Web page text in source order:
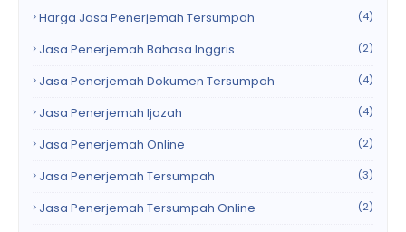
Harga Jasa Penerjemah Tersumpah (4)
Jasa Penerjemah Bahasa Inggris (2)
Jasa Penerjemah Dokumen Tersumpah (4)
Jasa Penerjemah Ijazah (4)
Jasa Penerjemah Online (2)
Jasa Penerjemah Tersumpah (3)
Jasa Penerjemah Tersumpah Online (2)